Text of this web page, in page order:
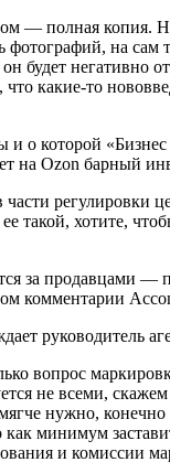
— полная
фотографий, на
будет негативно
какие-то
которой «Бизнес
на Ozon барный
такой, хотите,
за продавцами
комментарии
руководитель
вопрос
не всеми,
нужно, конечно
минимум
и комиссии